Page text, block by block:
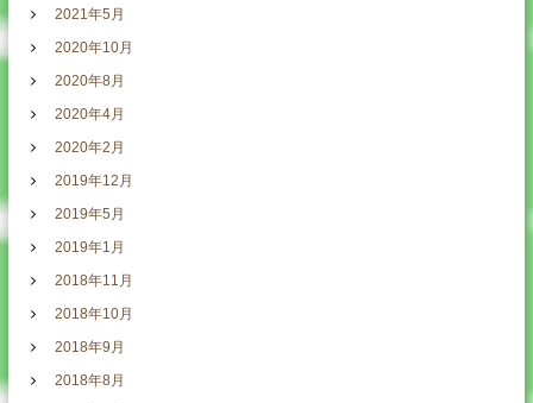
2021年5月
2020年10月
2020年8月
2020年4月
2020年2月
2019年12月
2019年5月
2019年1月
2018年11月
2018年10月
2018年9月
2018年8月